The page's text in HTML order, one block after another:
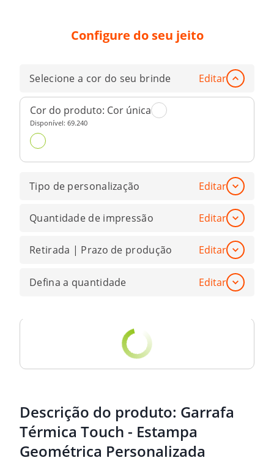
Configure do seu jeito
Selecione a cor do seu brinde Editar
Cor do produto: Cor única
Disponível: 69.240
Tipo de personalização Editar
Quantidade de impressão Editar
Retirada | Prazo de produção Editar
Defina a quantidade Editar
Descrição do produto: Garrafa
Térmica Touch - Estampa
Geométrica Personalizada